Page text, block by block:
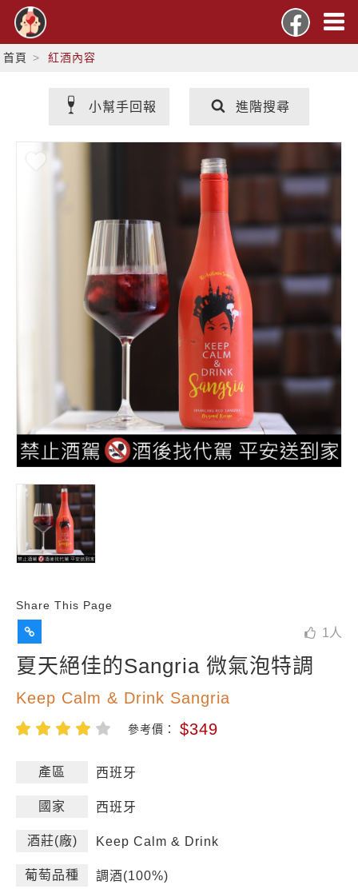
首頁 紅酒內容
小幫手回報 進階搜尋
Share This Page
1 人
夏天絕佳的Sangria 微氣泡特調
Keep Calm & Drink Sangria
參考價： $349
產區 西班牙
國家 西班牙
酒莊(廠) Keep Calm & Drink
葡萄品種 調酒(100%)